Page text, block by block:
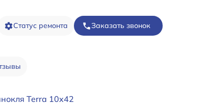
Статус ремонта Заказать звонок
Terra 10x42